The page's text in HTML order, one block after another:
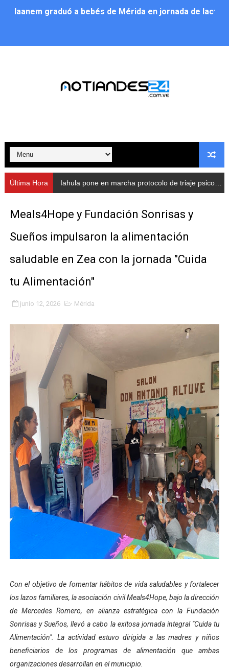
Iaanem graduó a bebés de Mérida en jornada de
Alcalde Nelson Álvarez llevó jornada recreativa a la
Nevado Gas optimiza servicio residencial en la
Balance semestral impulsa inclusión y atención a
Plan Vacacional Comunitario “Ríe 2026” recorre las
Alcaldía del Municipio Libertador realizó una jornada
Fundacite Mérida dicta taller gratuito de electrónica
INN-Mérida celebró el Lacto grado para promover el
Impulsan plan estratégico de seguridad ciudadana
Mérida impulsa desarrollo económico con taller de
Fomficc consolida alianzas e impulsa la economía
Niños de Estudiantes de Mérida sembraron 110
Corposalud y Secretaría Social fortalecen la atención
Inicia el plan vacacional Venezuela Renace en el
Entregan planta eléctrica para fortalecer la atención
Expertos inspeccionan espacios del OAN para la
Dictan MasterClass en el marco del Encuentro LAGO
Campo Elías avanza con plan de asfaltado
Encuentro estadal fortalece la coordinación de
Gobernador Arnaldo Sánchez apadrina a más de 993
Última Hora Iahula pone en marcha protocolo de triaje psicosocial para atender a rescatistas
Meals4Hope y Fundación Sonrisas y
Sueños impulsaron la alimentación
saludable en Zea con la jornada "Cuida
tu Alimentación"
junio 12, 2026 Mérida
Con el objetivo de fomentar hábitos de vida saludables y fortalecer
los lazos familiares, la asociación civil Meals4Hope, bajo la dirección
de Mercedes Romero, en alianza estratégica con la Fundación
Sonrisas y Sueños, llevó a cabo la exitosa jornada integral "Cuida tu
Alimentación". La actividad estuvo dirigida a las madres y niños
beneficiarios de los programas de alimentación que ambas
organizaciones desarrollan en el municipio.